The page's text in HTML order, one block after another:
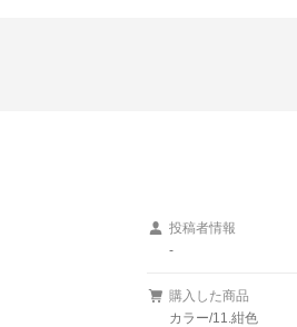
投稿者情報
-
購入した商品
カラー/11.紺色